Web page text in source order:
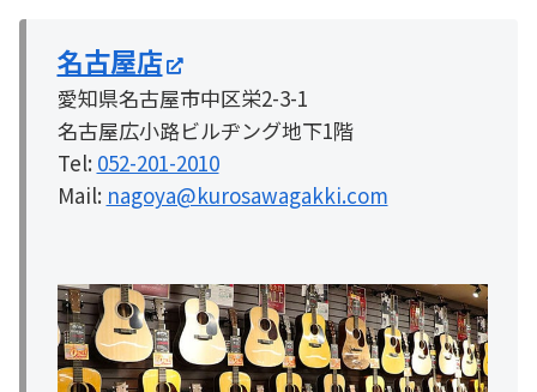
名古屋店
愛知県名古屋市中区栄2-3-1
名古屋広小路ビルヂング地下1階
Tel: 052-201-2010
Mail: nagoya@kurosawagakki.com